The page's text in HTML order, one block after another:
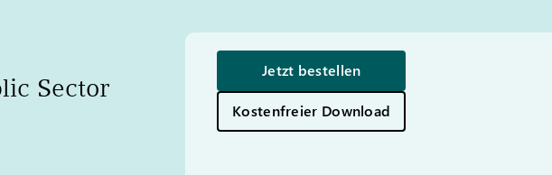
Sector
Jetzt bestellen
Kostenfreier Download